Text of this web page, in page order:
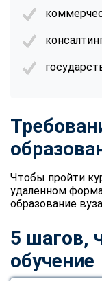
Чтобы пройти
удаленном
образование
5 шагов,
обучение